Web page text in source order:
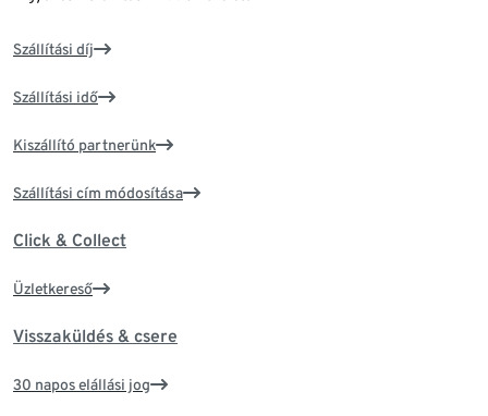
Szállítási díj
Szállítási idő
Kiszállító partnerünk
Szállítási cím módosítása
Click & Collect
Üzletkereső
Visszaküldés & csere
30 napos elállási jog